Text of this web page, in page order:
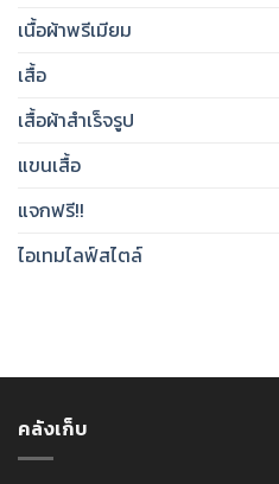
เนื้อผ้าพรีเมียม
เสื้อ
เสื้อผ้าสำเร็จรูป
แขนเสื้อ
แจกฟรี!!
ไอเทมไลฟ์สไตล์
คลังเก็บ